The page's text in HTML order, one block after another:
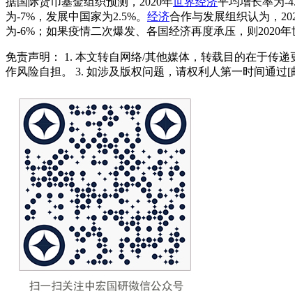
为-7%，发展中国家为2.5%。 经济合作与发展组织认为，
为-6%；如果疫情二次爆发、各国经济再度承压，则2020年
免责声明： 1. 本文转自网络/其他媒体，转载目的在于传
作风险自担。 3. 如涉及版权问题，请权利人第一时间通过